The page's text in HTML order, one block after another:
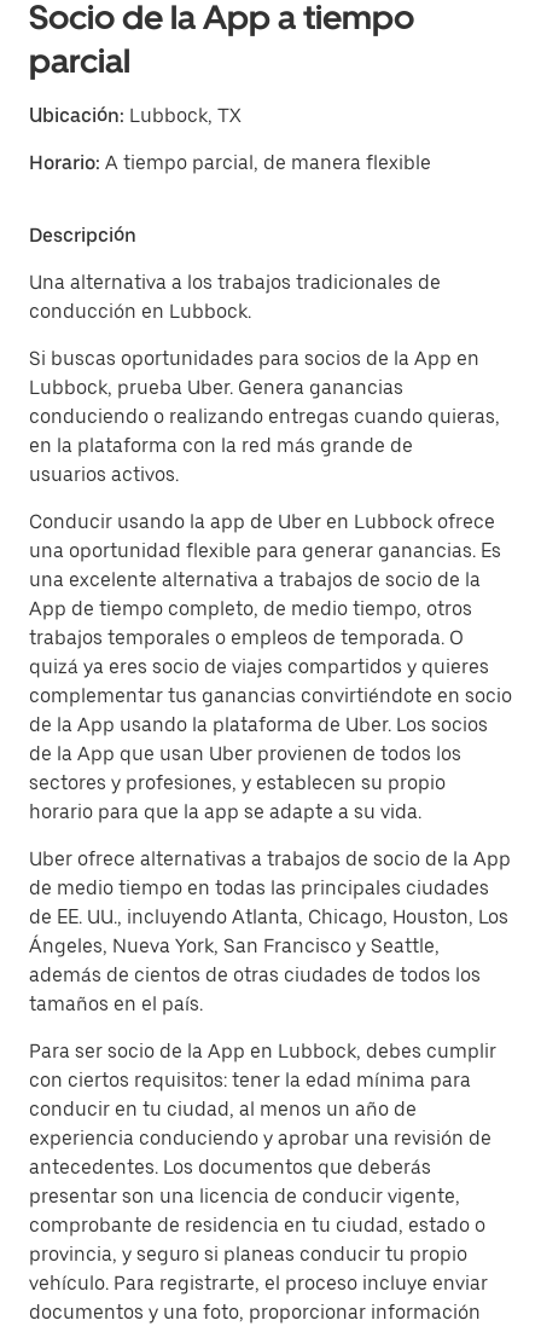
Socio de la App a tiempo
parcial
Ubicación: Lubbock, TX
Horario: A tiempo parcial, de manera flexible
Descripción
Una alternativa a los trabajos tradicionales de
conducción en Lubbock.
Si buscas oportunidades para socios de la App en
Lubbock, prueba Uber. Genera ganancias
conduciendo o realizando entregas cuando quieras,
en la plataforma con la red más grande de
usuarios activos.
Conducir usando la app de Uber en Lubbock ofrece
una oportunidad flexible para generar ganancias. Es
una excelente alternativa a trabajos de socio de la
App de tiempo completo, de medio tiempo, otros
trabajos temporales o empleos de temporada. O
quizá ya eres socio de viajes compartidos y quieres
complementar tus ganancias convirtiéndote en socio
de la App usando la plataforma de Uber. Los socios
de la App que usan Uber provienen de todos los
sectores y profesiones, y establecen su propio
horario para que la app se adapte a su vida.
Uber ofrece alternativas a trabajos de socio de la App
de medio tiempo en todas las principales ciudades
de EE. UU., incluyendo Atlanta, Chicago, Houston, Los
Ángeles, Nueva York, San Francisco y Seattle,
además de cientos de otras ciudades de todos los
tamaños en el país.
Para ser socio de la App en Lubbock, debes cumplir
con ciertos requisitos: tener la edad mínima para
conducir en tu ciudad, al menos un año de
experiencia conduciendo y aprobar una revisión de
antecedentes. Los documentos que deberás
presentar son una licencia de conducir vigente,
comprobante de residencia en tu ciudad, estado o
provincia, y seguro si planeas conducir tu propio
vehículo. Para registrarte, el proceso incluye enviar
documentos y una foto, proporcionar información